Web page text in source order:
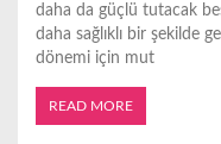
daha da güçlü tutacak
daha sağlıklı bir şekilde
dönemi için mut
READ MORE